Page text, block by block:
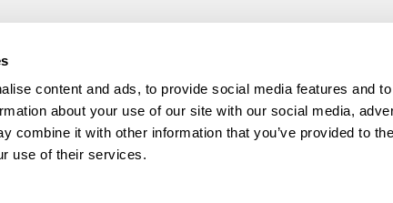
content and ads, to provide social media features and
about your use of our site with our social media,
combine it with other information that you’ve provided to
use of their services.
/ Reparação de Minigolfe
Política de Privacidade
Livro de reclamações